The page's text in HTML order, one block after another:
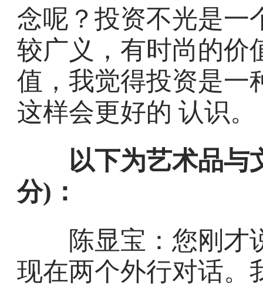
念呢？投资不光是一
较广义，有时尚的价
值，我觉得投资是一
这样会更好的 认识。
以下为艺术品与
分)：
陈显宝：您刚才
现在两个外行对话。